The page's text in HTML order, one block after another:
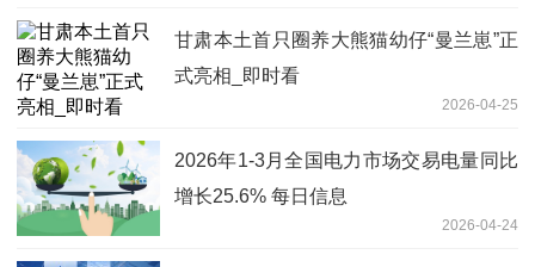
甘肃本土首只圈养大熊猫幼仔“曼兰崽”正
式亮相_即时看
2026-04-25
2026年1-3月全国电力市场交易电量同比
增长25.6% 每日信息
2026-04-24